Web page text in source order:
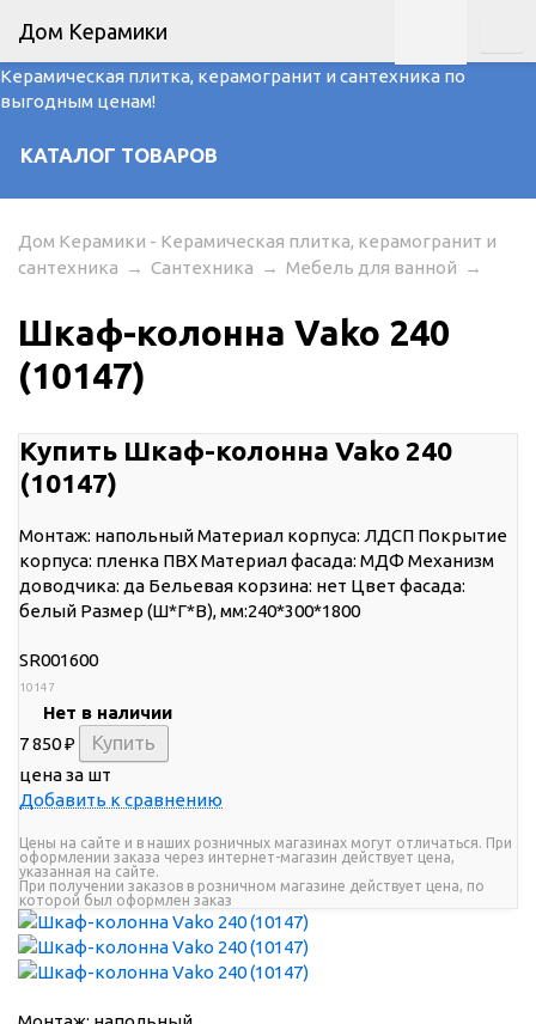
Керамическая плитка, керамогранит и сантехника по
выгодным ценам!
КАТАЛОГ ТОВАРОВ
Дом Керамики
Дом Керамики - Керамическая плитка, керамогранит и
сантехника → Сантехника → Мебель для ванной →
Шкаф-колонна Vako 240
(10147)
Купить Шкаф-колонна Vako 240
(10147)
Монтаж: напольный Материал корпуса: ЛДСП Покрытие
корпуса: пленка ПВХ Материал фасада: МДФ Механизм
доводчика: да Бельевая корзина: нет Цвет фасада:
белый Размер (Ш*Г*В), мм:240*300*1800
SR001600
10147
Нет в наличии
7 850₽
цена за шт
Добавить к сравнению
Цены на сайте и в наших розничных магазинах могут отличаться. При
оформлении заказа через интернет-магазин действует цена,
указанная на сайте.
При получении заказов в розничном магазине действует цена, по
которой был оформлен заказ